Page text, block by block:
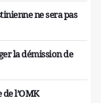
ne sera pas
la démission de
l’OMK